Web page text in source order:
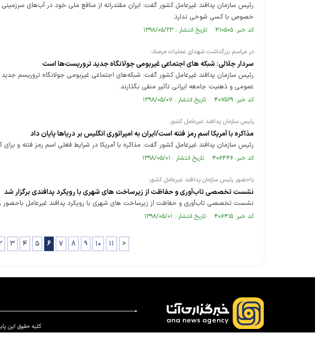
رئیس سازمان پدافند غیرعامل کشور گفت: ایران مقتدرانه از منافع ملی خود در آب‌های
خصوص با کسی شوخی ندارد.
کد خبر: ۴۱۰۵۰۵ تاریخ انتشار : ۱۳۹۸/۰۵/۲۳
در مراسم بزرگداشت شهدای عملیات مرصاد؛
سردار جلالی: شبکه­ های اجتماعی غیربومی جولانگاه جدید تروریست‌ها است
رئیس سازمان پدافند غیرعامل کشور گفت: شبکه‌های اجتماعی غیربومی جولانگاه تروریسم جدید
عمومی و ذهنیت جامعه ایرانی تأثیر منفی بگذارند.
کد خبر: ۴۰۷۵۲۹ تاریخ انتشار : ۱۳۹۸/۰۵/۰۷
رئیس سازمان پدافند غیرعامل کشور:
مذاکره با آمریکا اسم رمز فتنه است/ایران به امپراتوری انگلیس بر دریاها پایان داد
رئیس سازمان پدافند غیرعامل کشور گفت: مذاکره با آمریکا در شرایط فعلی اسم رمز فتنه و
کد خبر: ۴۰۶۴۴۶ تاریخ انتشار : ۱۳۹۸/۰۵/۰۱
باحضور رئیس سازمان پدافند غیرعامل کشور؛
نشست تخصصی تاب‌آوری و حفاظت از زیرساخت های شهری با رویکرد پدافندی برگزار شد
نشست تخصصی تاب‌آوری و حفاظت از زیرساخت های شهری با رویکرد پدافند غیرعامل باحضور
کد خبر: ۴۰۶۴۱۵ تاریخ انتشار : ۱۳۹۸/۰۵/۰۱
۳ ۴ ۵ ۶ ۷ ۸ ۹ ۱۰ ۱۱ >
کلیه حقوق این